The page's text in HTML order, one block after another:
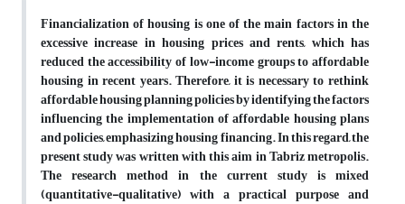
Financialization of housing is one of the main factors in the
excessive increase in housing prices and rents, which has
reduced the accessibility of low-income groups to affordable
housing in recent years. Therefore, it is necessary to rethink
affordable housing planning policies by identifying the factors
influencing the implementation of affordable housing plans
and policies, emphasizing housing financing. In this regard, the
present study was written with this aim in Tabriz metropolis.
The research method in the current study is mixed
(quantitative-qualitative) with a practical purpose and